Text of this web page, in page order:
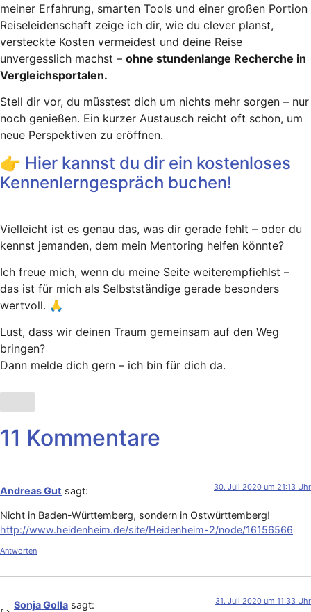
meiner Erfahrung, smarten Tools und einer großen Portion
Reiseleidenschaft zeige ich dir, wie du clever planst,
versteckte Kosten vermeidest und deine Reise
unvergesslich machst – ohne stundenlange Recherche in
Vergleichsportalen.
Stell dir vor, du müsstest dich um nichts mehr sorgen – nur
noch genießen. Ein kurzer Austausch reicht oft schon, um
neue Perspektiven zu eröffnen.
👉 Hier kannst du dir ein kostenloses
Kennenlerngespräch buchen!
Vielleicht ist es genau das, was dir gerade fehlt – oder du
kennst jemanden, dem mein Mentoring helfen könnte?
Ich freue mich, wenn du meine Seite weiterempfiehlst –
das ist für mich als Selbstständige gerade besonders
wertvoll. 🙏
Lust, dass wir deinen Traum gemeinsam auf den Weg
bringen?
Dann melde dich gern – ich bin für dich da.
11 Kommentare
Andreas Gut sagt: 30. Juli 2020 um 21:13 Uhr
Nicht in Baden-Württemberg, sondern in Ostwürttemberg!
http://www.heidenheim.de/site/Heidenheim-2/node/16156566
Antworten
Sonja Golla sagt: 31. Juli 2020 um 11:33 Uhr